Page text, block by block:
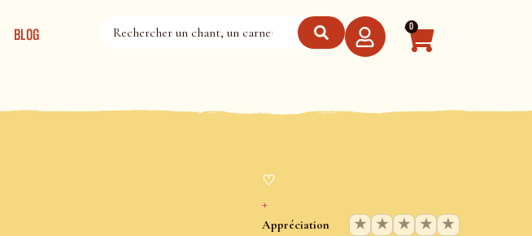
BLOG 0
♡
+
Appréciation ★ ★ ★ ★ ★